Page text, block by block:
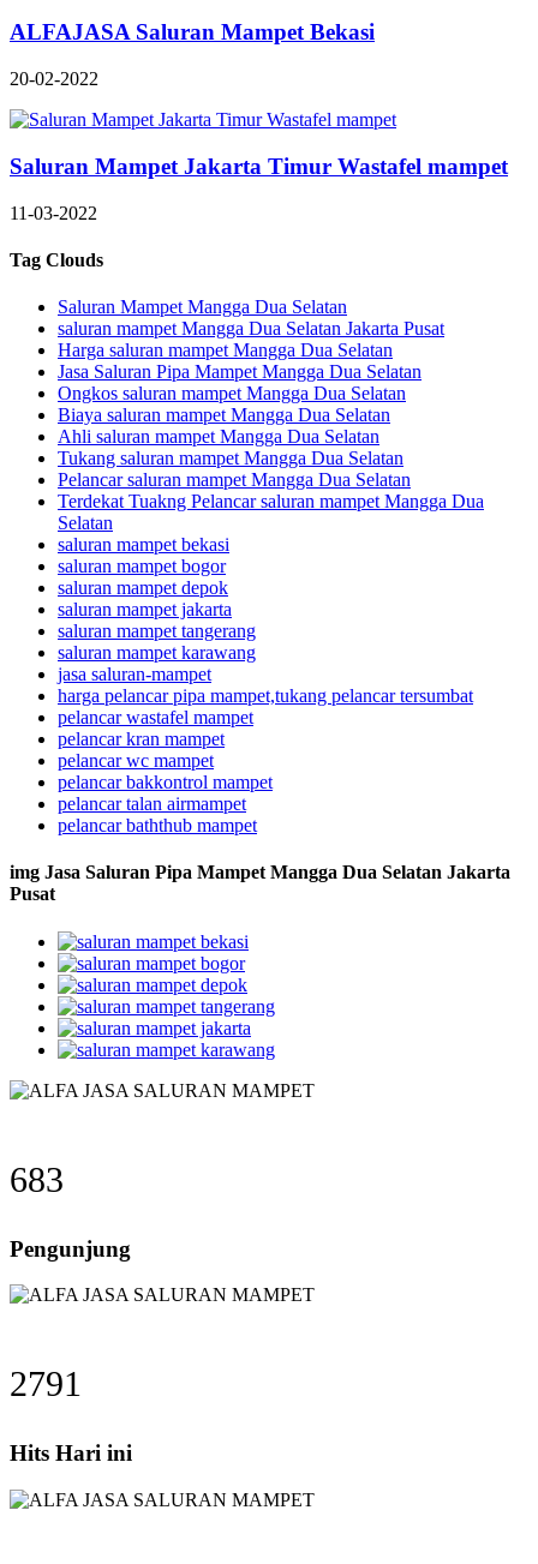
ALFAJASA Saluran Mampet Bekasi
20-02-2022
Saluran Mampet Jakarta Timur Wastafel mampet
11-03-2022
Tag Clouds
Saluran Mampet Mangga Dua Selatan
saluran mampet Mangga Dua Selatan Jakarta Pusat
Harga saluran mampet Mangga Dua Selatan
Jasa Saluran Pipa Mampet Mangga Dua Selatan
Ongkos saluran mampet Mangga Dua Selatan
Biaya saluran mampet Mangga Dua Selatan
Ahli saluran mampet Mangga Dua Selatan
Tukang saluran mampet Mangga Dua Selatan
Pelancar saluran mampet Mangga Dua Selatan
Terdekat Tuakng Pelancar saluran mampet Mangga Dua
Selatan
saluran mampet bekasi
saluran mampet bogor
saluran mampet depok
saluran mampet jakarta
saluran mampet tangerang
saluran mampet karawang
jasa saluran-mampet
harga pelancar pipa mampet,tukang pelancar tersumbat
pelancar wastafel mampet
pelancar kran mampet
pelancar wc mampet
pelancar bakkontrol mampet
pelancar talan airmampet
pelancar baththub mampet
img Jasa Saluran Pipa Mampet Mangga Dua Selatan Jakarta
Pusat
683
Pengunjung
2791
Hits Hari ini